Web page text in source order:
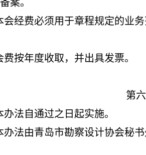
案。
会经费必须用于章程规定的业
按年度收取，并出具发票。
第
法自通过之日起实施。
办法由青岛市勘察设计协会秘